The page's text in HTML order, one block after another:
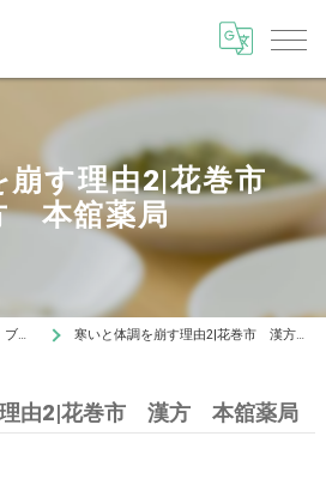
崩す理由2|花巻市
本舘薬局
ブログ 寒いと体調を崩す理由2|花巻市 漢方 本舘薬局
理由2|花巻市 漢方 本舘薬局